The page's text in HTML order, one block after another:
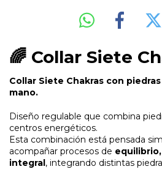
🌈 Collar Siete
Collar Siete Chakras con
mano.
Diseño regulable que combina
centros energéticos.
Esta combinación está pensada
acompañar procesos de
integral, integrando distintas